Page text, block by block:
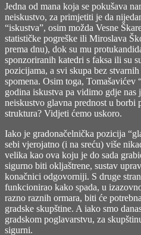
Jedna od mana koja se pokušava
neiskustvo, za primjetiti je da
“iskustva”, osim možda Vesne
statističke pogreške ili Miroslava
prema dnu), dok su mu
sponzoriranih katedri s faksa ili su
pozicijama, a svi skupa bez
spomena. Osim toga, Tomašavićev
godina iskustva pa vidimo gdje
neiskustvo glavna prednost u
struktura? Vidjeti ćemo uskoro.
Iako je gradonačelnička pozicija
sebi vjerojatno (i na sreću) više
velika kao ova koju je do sada
sigurno biti okljaštrene, sustav
konačnici odgovorniji. S druge
funkcionirao kako spada, u
razno raznih ormara, biti će
gradske skupštine. A iako smo
gradskom poglavarstvu, za
sigurni.